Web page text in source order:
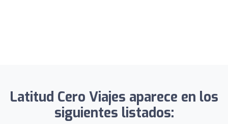
Latitud Cero Viajes aparece en los
siguientes listados: